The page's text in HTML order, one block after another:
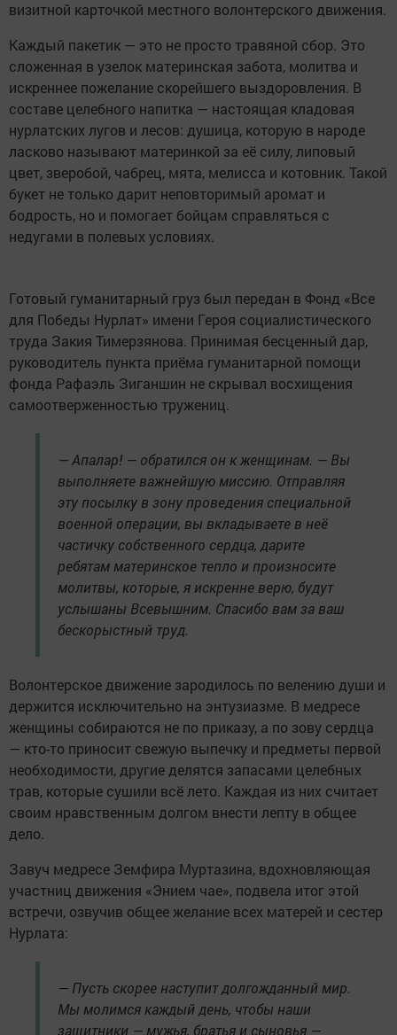
визитной карточкой местного волонтерского движения.
Каждый пакетик — это не просто травяной сбор. Это
сложенная в узелок материнская забота, молитва и
искреннее пожелание скорейшего выздоровления. В
составе целебного напитка — настоящая кладовая
нурлатских лугов и лесов: душица, которую в народе
ласково называют материнкой за её силу, липовый
цвет, зверобой, чабрец, мята, мелисса и котовник. Такой
букет не только дарит неповторимый аромат и
бодрость, но и помогает бойцам справляться с
недугами в полевых условиях.
Готовый гуманитарный груз был передан в Фонд «Все
для Победы Нурлат» имени Героя социалистического
труда Закия Тимерзянова. Принимая бесценный дар,
руководитель пункта приёма гуманитарной помощи
фонда Рафаэль Зиганшин не скрывал восхищения
самоотверженностью тружениц.
— Апалар! — обратился он к женщинам. — Вы
выполняете важнейшую миссию. Отправляя
эту посылку в зону проведения специальной
военной операции, вы вкладываете в неё
частичку собственного сердца, дарите
ребятам материнское тепло и произносите
молитвы, которые, я искренне верю, будут
услышаны Всевышним. Спасибо вам за ваш
бескорыстный труд.
Волонтерское движение зародилось по велению души и
держится исключительно на энтузиазме. В медресе
женщины собираются не по приказу, а по зову сердца
— кто-то приносит свежую выпечку и предметы первой
необходимости, другие делятся запасами целебных
трав, которые сушили всё лето. Каждая из них считает
своим нравственным долгом внести лепту в общее
дело.
Завуч медресе Земфира Муртазина, вдохновляющая
участниц движения «Энием чае», подвела итог этой
встречи, озвучив общее желание всех матерей и сестер
Нурлата:
— Пусть скорее наступит долгожданный мир.
Мы молимся каждый день, чтобы наши
защитники — мужья, братья и сыновья —